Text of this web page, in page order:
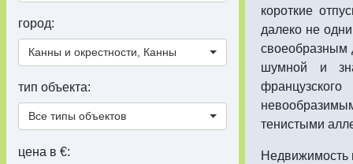
город:
Канны и окрестности, Канны
тип объекта:
Все типы объектов
цена в €:
короткие
далеко не
своеобразным
шумной и
тенистыми
Недвижимость